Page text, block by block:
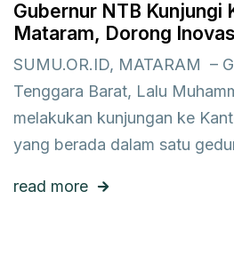
Gubernur NTB Kunjungi
Mataram, Dorong
SUMU.OR.ID, MATARAM –
Tenggara Barat, Lalu
melakukan kunjungan ke
yang berada dalam satu
read more